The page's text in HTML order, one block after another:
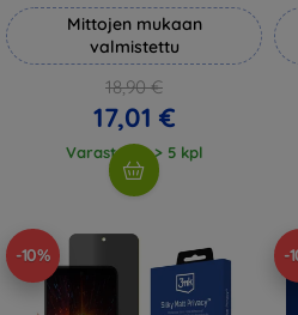
Mittojen mukaan
valmistettu
18,90 €
17,01 €
Varastossa > 5 kpl
-10% -